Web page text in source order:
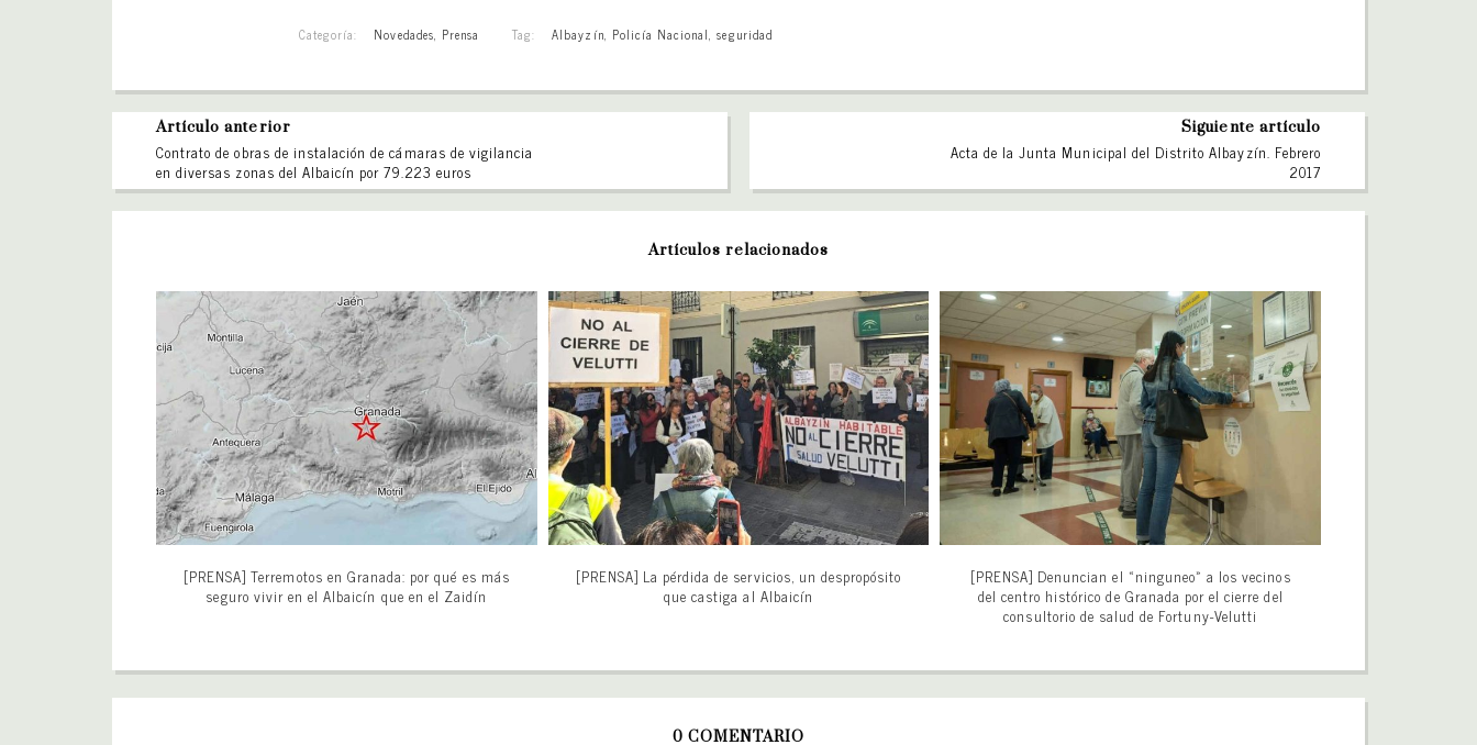
Categoría: Novedades, Prensa Tag: Albayzín, Policía Nacional,seguridad
Artículo anterior
Contrato de obras de instalación de cámaras de vigilancia
en diversas zonas del Albaicín por 79.223 euros
Siguiente artículo
Acta de la Junta Municipal del Distrito Albayzín. Febrero
2017
Artículos relacionados
[PRENSA] Terremotos en Granada: por qué es más
seguro vivir en el Albaicín que en el Zaidín
[PRENSA] La pérdida de servicios, un despropósito
que castiga al Albaicín
[PRENSA] Denuncian el «ninguneo» a los vecinos
del centro histórico de Granada por el cierre del
consultorio de salud de Fortuny-Velutti
0 COMENTARIO